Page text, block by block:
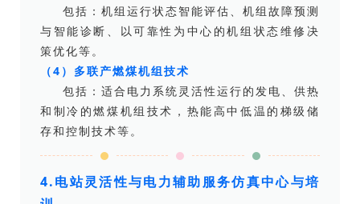
包括：机组运行状态智能评估、机组故障预测
与智能诊断、以可靠性为中心的机组状态维修决
策优化等。
（4）多联产燃煤机组技术
包括：适合电力系统灵活性运行的发电、供热
和制冷的燃煤机组技术，热能高中低温的梯级储
存和控制技术等。
4.电站灵活性与电力辅助服务仿真中心与培